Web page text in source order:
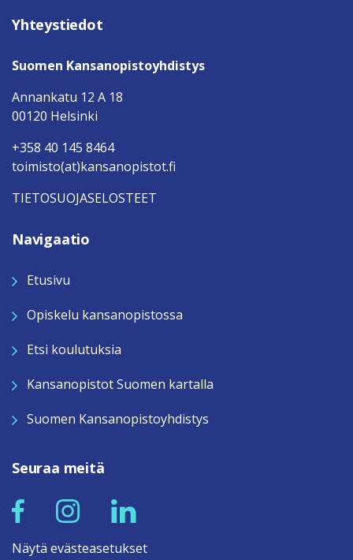
Yhteystiedot
Suomen Kansanopistoyhdistys
Annankatu 12 A 18
00120 Helsinki
+358 40 145 8464
toimisto(at)kansanopistot.fi
TIETOSUOJASELOSTEET
Navigaatio
Etusivu
Opiskelu kansanopistossa
Etsi koulutuksia
Kansanopistot Suomen kartalla
Suomen Kansanopistoyhdistys
Seuraa meitä
Näytä evästeasetukset